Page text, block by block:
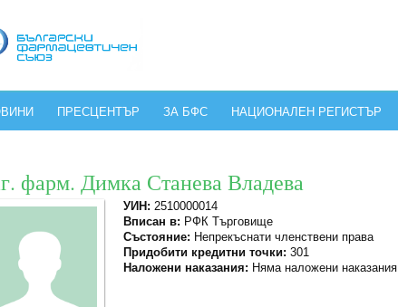
ПРЕСЦЕНТЪР ЗА БФС НАЦИОНАЛЕН РЕГИСТЪР
фарм. Димка Станева Владева
УИН: 2510000014
Вписан в: РФК Търговище
Състояние: Непрекъснати членствени права
Придобити кредитни точки: 301
Наложени наказания: Няма наложени наказания